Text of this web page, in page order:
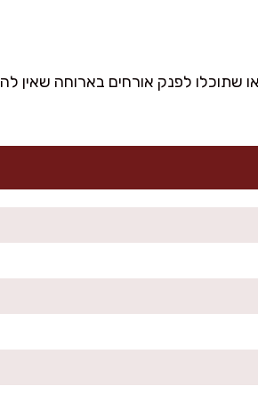
יחד או שתוכלו לפנק אורחים בארוחה שאין לה